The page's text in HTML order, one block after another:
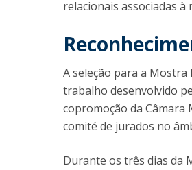
relacionais associadas
A seleção para a
trabalho desenvolvido
copromoção da
comité de jurados no
Durante os três dias da